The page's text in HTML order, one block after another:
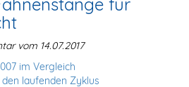
für
vom 14.07.2017
im Vergleich
laufenden Zyklus